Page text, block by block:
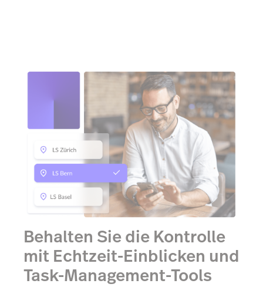
Behalten Sie die Kontrolle
mit Echtzeit-Einblicken und
Task-Management-Tools